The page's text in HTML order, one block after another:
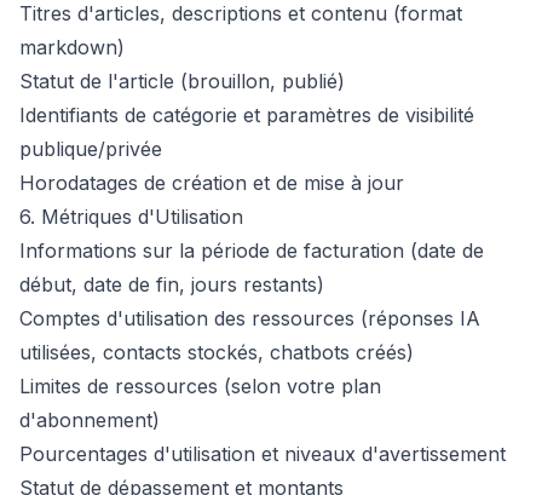
Titres d'articles, descriptions et contenu (format
markdown)
Statut de l'article (brouillon, publié)
Identifiants de catégorie et paramètres de visibilité
publique/privée
Horodatages de création et de mise à jour
6. Métriques d'Utilisation
Informations sur la période de facturation (date de
début, date de fin, jours restants)
Comptes d'utilisation des ressources (réponses IA
utilisées, contacts stockés, chatbots créés)
Limites de ressources (selon votre plan
d'abonnement)
Pourcentages d'utilisation et niveaux d'avertissement
Statut de dépassement et montants